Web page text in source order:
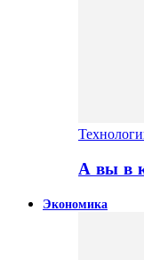
А вы в
Экономика